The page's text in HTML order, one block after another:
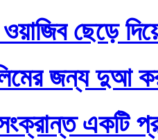
ছেড়ে
জন্য দুআ
সংক্রান্ত একটি